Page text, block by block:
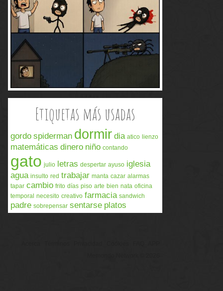
Etiquetas más usadas
gordo spiderman dormir dia atico lienzo
matemáticas dinero niño contando
gato julio letras despertar ayuso iglesia
agua insulto red trabajar manta cazar alarmas
tapar cambio frito días piso arte bien nata oficina
temporal necesito creativo farmacia sandwich
padre sobrepensar sentarse platos